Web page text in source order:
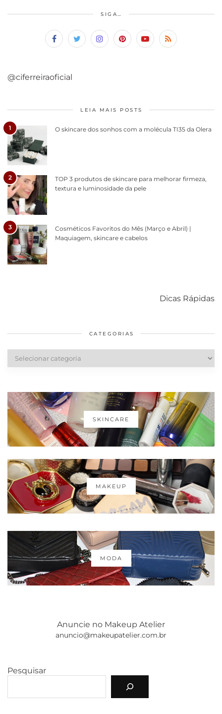
SIGA…
@ciferreiraoficial
LEIA MAIS POSTS
1 O skincare dos sonhos com a molécula TI35 da Olera
2
TOP 3 produtos de skincare para melhorar firmeza,
textura e luminosidade da pele
3
Cosméticos Favoritos do Mês (Março e Abril) |
Maquiagem, skincare e cabelos
Dicas Rápidas
diários
cabelos
CATEGORIAS
Categorias
SKINCARE
MAKEUP
MODA
Anuncie no Makeup Atelier
anuncio@makeupatelier.com.br
Pesquisar